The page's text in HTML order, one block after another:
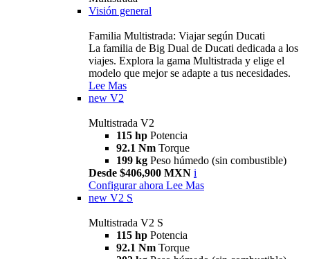
Visión general
Familia Multistrada: Viajar según Ducati
La familia de Big Dual de Ducati dedicada a los
viajes. Explora la gama Multistrada y elige el
modelo que mejor se adapte a tus necesidades.
Lee Mas
new V2
Multistrada V2
115 hp Potencia
92.1 Nm Torque
199 kg Peso húmedo (sin combustible)
Desde $406,900 MXN i
Configurar ahora Lee Mas
new V2 S
Multistrada V2 S
115 hp Potencia
92.1 Nm Torque